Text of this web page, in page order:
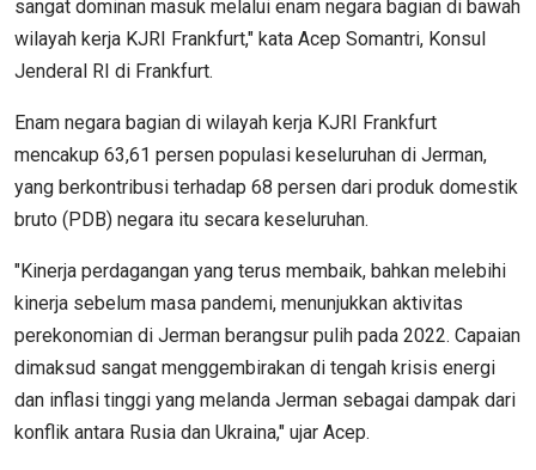
sangat dominan masuk melalui enam negara bagian di bawah
wilayah kerja KJRI Frankfurt," kata Acep Somantri, Konsul
Jenderal RI di Frankfurt.
Enam negara bagian di wilayah kerja KJRI Frankfurt
mencakup 63,61 persen populasi keseluruhan di Jerman,
yang berkontribusi terhadap 68 persen dari produk domestik
bruto (PDB) negara itu secara keseluruhan.
"Kinerja perdagangan yang terus membaik, bahkan melebihi
kinerja sebelum masa pandemi, menunjukkan aktivitas
perekonomian di Jerman berangsur pulih pada 2022. Capaian
dimaksud sangat menggembirakan di tengah krisis energi
dan inflasi tinggi yang melanda Jerman sebagai dampak dari
konflik antara Rusia dan Ukraina," ujar Acep.